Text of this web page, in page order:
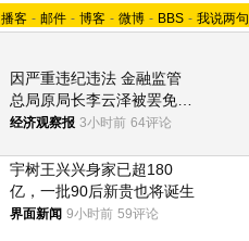
播客 - 邮件 - 博客 - 微博 - BBS - 我说两句
因严重违纪违法 金融监管
总局原局长李云泽被罢免全
国人大代表
经济观察报 3小时前 64评论
宇树王兴兴身家已超180
亿，一批90后新贵也将诞生
界面新闻 9小时前 59评论